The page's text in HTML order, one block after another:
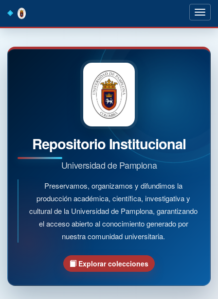
navigation
Repositorio Institucional
Universidad de Pamplona
Preservamos, organizamos y difundimos la
producción académica, científica, investigativa y
cultural de la Universidad de Pamplona, garantizando
el acceso abierto al conocimiento generado por
nuestra comunidad universitaria.
Explorar colecciones